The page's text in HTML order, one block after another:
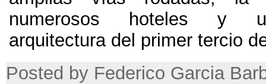
numerosos hoteles y
arquitectura del primer tercio
Posted by Federico Garcia